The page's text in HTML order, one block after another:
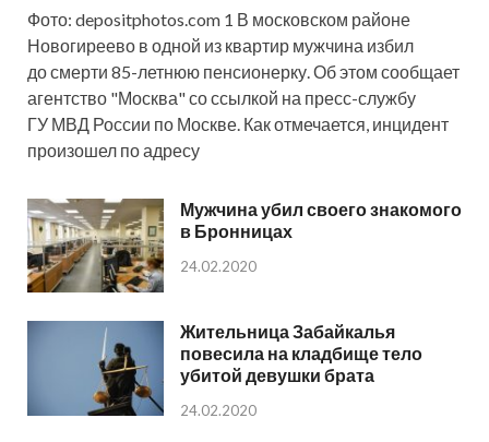
Фото: depositphotos.com 1 В московском районе
Новогиреево в одной из квартир мужчина избил
до смерти 85-летнюю пенсионерку. Об этом сообщает
агентство "Москва" со ссылкой на пресс-службу
ГУ МВД России по Москве. Как отмечается, инцидент
произошел по адресу
Мужчина убил своего знакомого
в Бронницах
24.02.2020
Жительница Забайкалья
повесила на кладбище тело
убитой девушки брата
24.02.2020